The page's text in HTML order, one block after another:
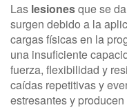
Las lesionesque se
surgen debido a la
cargas físicas en la
una insuficiente
fuerza, flexibilidad y
caídas repetitivas y
estresantes y